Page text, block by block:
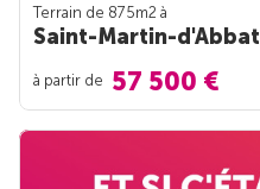
Terrain de 875m2 à
Saint-Martin-d'Abbat
à partir de 57 500 €